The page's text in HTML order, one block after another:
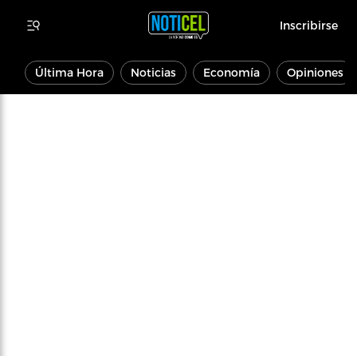
Inscribirse
Última Hora Noticias Economía Opiniones